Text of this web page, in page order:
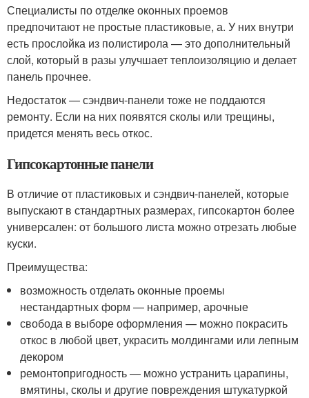
Специалисты по отделке оконных проемов
предпочитают не простые пластиковые, а. У них внутри
есть прослойка из полистирола — это дополнительный
слой, который в разы улучшает теплоизоляцию и делает
панель прочнее.
Недостаток — сэндвич-панели тоже не поддаются
ремонту. Если на них появятся сколы или трещины,
придется менять весь откос.
Гипсокартонные панели
В отличие от пластиковых и сэндвич-панелей, которые
выпускают в стандартных размерах, гипсокартон более
универсален: от большого листа можно отрезать любые
куски.
Преимущества:
возможность отделать оконные проемы
нестандартных форм — например, арочные
свобода в выборе оформления — можно покрасить
откос в любой цвет, украсить молдингами или лепным
декором
ремонтопригодность — можно устранить царапины,
вмятины, сколы и другие повреждения штукатуркой